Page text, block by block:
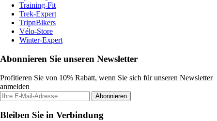
Training-Fit
Trek-Expert
TripnBikers
Vélo-Store
Winter-Expert
Abonnieren Sie unseren Newsletter
Profitieren Sie von 10% Rabatt, wenn Sie sich für unseren Newsletter
anmelden
Abonnieren
Bleiben Sie in Verbindung